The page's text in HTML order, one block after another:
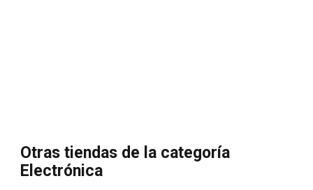
Otras tiendas de la categoría
Electrónica